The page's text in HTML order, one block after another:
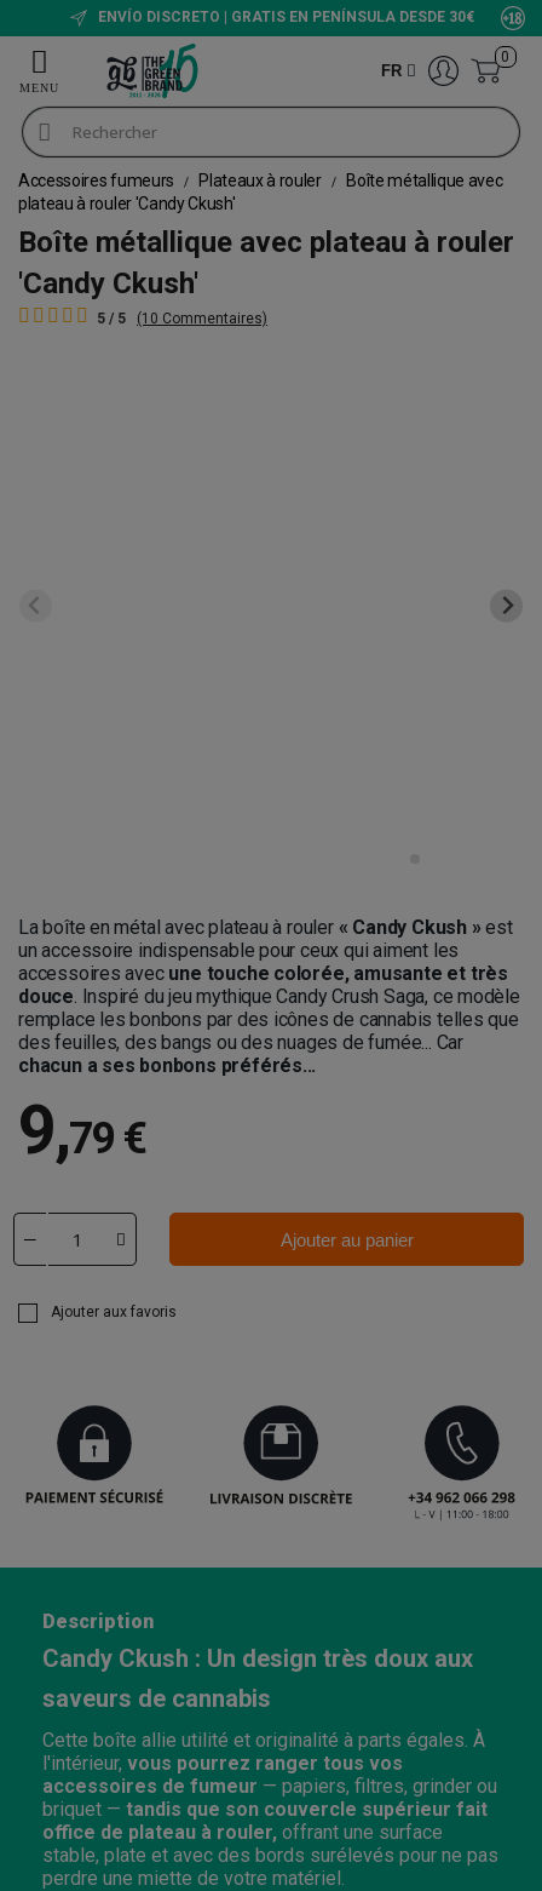
ENVÍO DISCRETO | GRATIS EN PENÍNSULA DESDE 30€
FR
0
Accessoires fumeurs Plateaux à rouler
Boîte métallique avec
plateau à rouler 'Candy Ckush'
Boîte métallique avec plateau à rouler
'Candy Ckush'
5 / 5 (10 Commentaires)
La boîte en métal avec plateau à rouler « Candy Ckush »est
un accessoire indispensable pour ceux qui aiment les
accessoires avec une touche colorée, amusante et très
douce. Inspiré du jeu mythique Candy Crush Saga, ce modèle
remplace les bonbons par des icônes de cannabis telles que
des feuilles, des bangs ou des nuages de fumée... Car
chacun a ses bonbons préférés...
9,79 €
Ajouter au panier
Ajouter aux favoris
Description
Candy Ckush : Un design très doux aux
saveurs de cannabis
Cette boîte allie utilité et originalité à parts égales. À
l'intérieur, vous pourrez ranger tous vos
accessoires de fumeur — papiers, filtres, grinder ou
briquet — tandis que son couvercle supérieur fait
office de plateau à rouler, offrant une surface
stable, plate et avec des bords surélevés pour ne pas
perdre une miette de votre matériel.